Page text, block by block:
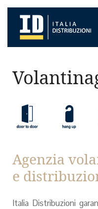
Agenzia
e
Italia Distribuzioni